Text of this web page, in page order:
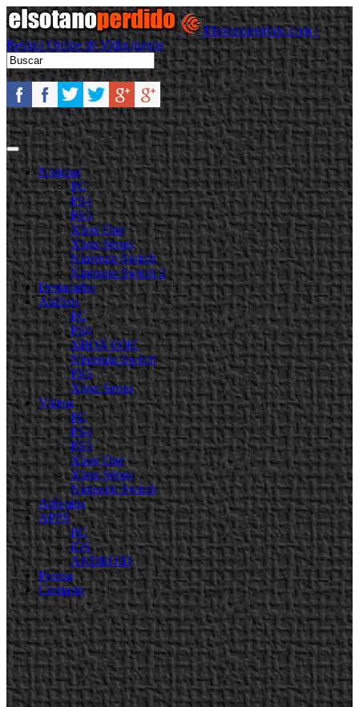
Elsotanoperdido.com -
Revista Online de Videojuegos
Noticias
PC
PS4
PS5
Xbox One
Xbox Series
Nintendo Switch
Nintendo Switch 2
Destacadas
Análisis
PC
PS4
XBOX ONE
Nintendo Switch
PS5
Xbox Series
Videos
PC
PS4
PS5
Xbox One
Xbox Series
Nintendo Switch
Artículos
APPS
PC
iOS
ANDROID
Prensa
Contacto